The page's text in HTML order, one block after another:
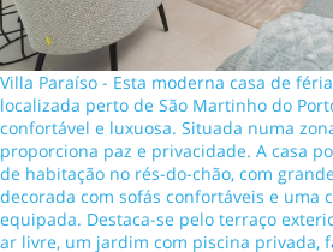
Villa Paraíso - Esta moderna casa de
localizada perto de São Martinho do
confortável e luxuosa. Situada numa
proporciona paz e privacidade. A casa
de habitação no rés-do-chão, com
decorada com sofás confortáveis e uma
equipada. Destaca-se pelo terraço
ar livre, um jardim com piscina privada,